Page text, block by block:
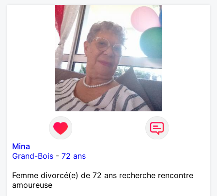
Mina
Grand-Bois - 72 ans
Femme divorcé(e) de 72 ans recherche rencontre
amoureuse